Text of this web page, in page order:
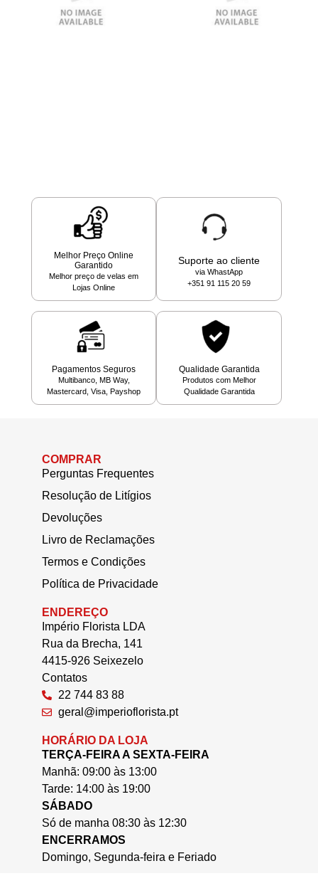
Melhor Preço Online
Garantido
Melhor preço de velas em
Lojas Online
Suporte ao cliente
via WhastApp
+351 91 115 20 59
Pagamentos Seguros
Multibanco, MB Way,
Mastercard, Visa, Payshop
Qualidade Garantida
Produtos com Melhor
Qualidade Garantida
COMPRAR
Perguntas Frequentes
Resolução de Litígios
Devoluções
Livro de Reclamações
Termos e Condições
Política de Privacidade
ENDEREÇO
Império Florista LDA
Rua da Brecha, 141
4415-926 Seixezelo
Contatos
22 744 83 88
geral@imperioflorista.pt
HORÁRIO DA LOJA
TERÇA-FEIRA A SEXTA-FEIRA
Manhã: 09:00 às 13:00
Tarde: 14:00 às 19:00
SÁBADO
Só de manha 08:30 às 12:30
ENCERRAMOS
Domingo, Segunda-feira e Feriado